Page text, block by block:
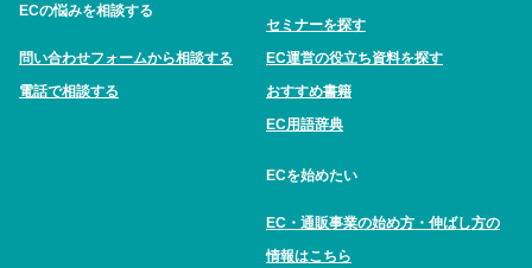
ECの悩みを相談する
問い合わせフォームから相談する
電話で相談する
セミナーを探す
EC運営の役立ち資料を探す
おすすめ書籍
EC用語辞典
ECを始めたい
EC・通販事業の始め方・伸ばし方の
情報はこちら